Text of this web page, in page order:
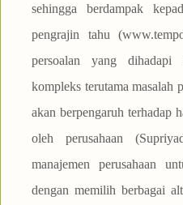
sehingga berdampak
pengrajin tahu
persoalan yang
kompleks terutama masalah
akan berpengaruh terhadap
oleh perusahaan
manajemen perusahaan
dengan memilih berbagai